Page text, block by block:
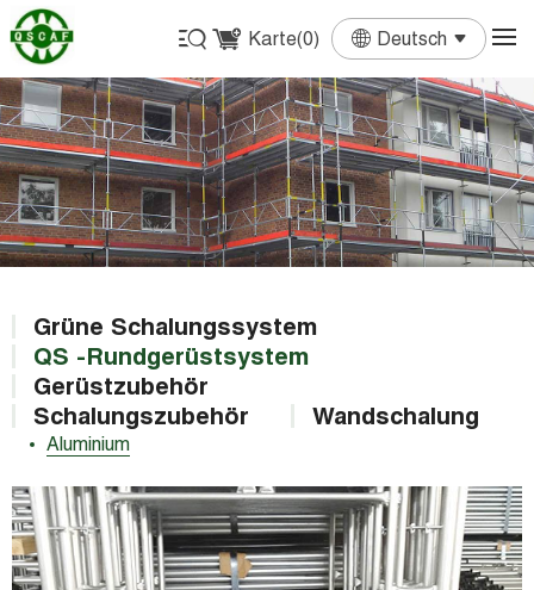
Karte(0) Deutsch
English
Français
Deutsch
Español
Português
Grüne Schalungssystem
QS -Rundgerüstsystem
Aluminium
Gerüstzubehör
Schalungszubehör
Wandschalung